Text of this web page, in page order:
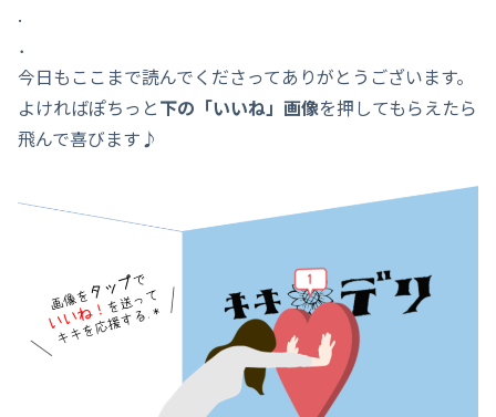
.
．
今日もここまで読んでくださってありがとうございます。
よければぽちっと下の「いいね」画像を押してもらえたら
飛んで喜びます♪